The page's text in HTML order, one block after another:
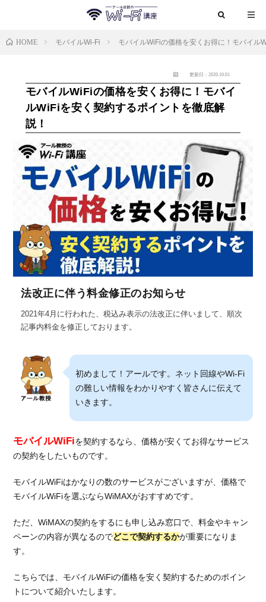
HOME モバイルWi-Fi モバイルWiFiの価格を安くお得に！モバイル
更新日：2020.10.01
モバイルWiFiの価格を安くお得に！モバイ
ルWiFiを安く契約するポイントを徹底解
説！
法改正に伴う料金修正のお知らせ
2021年4月に行われた、税込み表示の法改正に伴いまして、順次
記事内料金を修正しております。
初めまして！アールです。ネット回線やWi-Fi
の難しい情報をわかりやすく皆さんに伝えて
いきます。
モバイルWiFiを契約するなら、価格が安くてお得なサービス
の契約をしたいものです。
モバイルWiFiはかなりの数のサービスがございますが、価格で
モバイルWiFiを選ぶならWiMAXがおすすめです。
ただ、WiMAXの契約をするにも申し込み窓口で、料金やキャン
ペーンの内容が異なるのでどこで契約するかが重要になりま
す。
こちらでは、モバイルWiFiの価格を安く契約するためのポイン
トについて紹介いたします。